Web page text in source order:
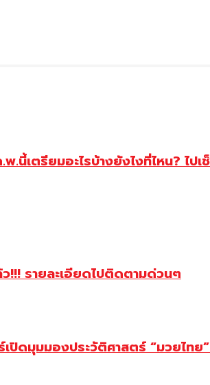
.นี้เตรียมอะไรบ้างยังไงที่ไหน? ไปเ
!!! รายละเอียดไปติดตามด่วนๆ
ปิดมุมมองประวัติศาสตร์ “มวยไท